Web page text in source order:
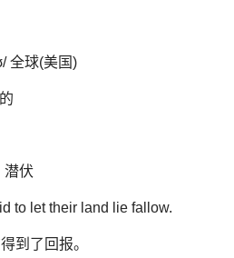
全球(美国)
潜伏
to let their land lie fallow.
到了回报。